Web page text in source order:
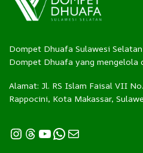
Dompet Dhuafa Sulawesi
Dompet Dhuafa yang mengelola
Alamat: Jl. RS Islam Faisal VII
Rappocini, Kota Makassar,